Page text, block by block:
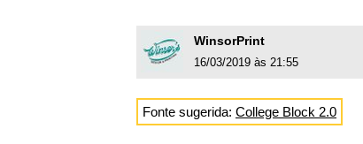
WinsorPrint
16/03/2019 às 21:55
Fonte sugerida: College Block 2.0